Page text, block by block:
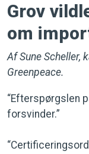
Grov
om
Af Sune Scheller,
Greenpeace.
“Efterspørgslen
forsvinder.”